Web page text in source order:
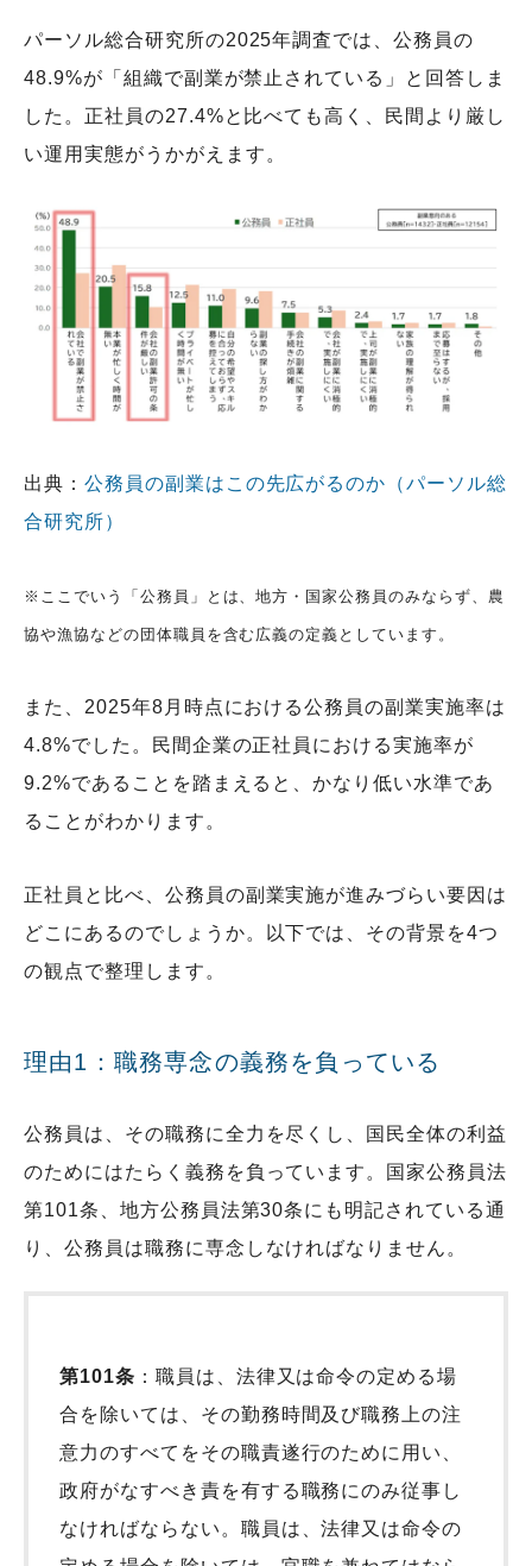
パーソル総合研究所の2025年調査では、公務員の
48.9%が「組織で副業が禁止されている」と回答しま
した。正社員の27.4%と比べても高く、民間より厳し
い運用実態がうかがえます。
出典： 公務員の副業はこの先広がるのか（パーソル総
合研究所）
※ここでいう「公務員」とは、地方・国家公務員のみならず、農
協や漁協などの団体職員を含む広義の定義としています。
また、2025年8月時点における公務員の副業実施率は
4.8%でした。民間企業の正社員における実施率が
9.2%であることを踏まえると、かなり低い水準であ
ることがわかります。
正社員と比べ、公務員の副業実施が進みづらい要因は
どこにあるのでしょうか。以下では、その背景を4つ
の観点で整理します。
理由1：職務専念の義務を負っている
公務員は、その職務に全力を尽くし、国民全体の利益
のためにはたらく義務を負っています。国家公務員法
第101条、地方公務員法第30条にも明記されている通
り、公務員は職務に専念しなければなりません。
第101条 ：職員は、法律又は命令の定める場
合を除いては、その勤務時間及び職務上の注
意力のすべてをその職責遂行のために用い、
政府がなすべき責を有する職務にのみ従事し
なければならない。職員は、法律又は命令の